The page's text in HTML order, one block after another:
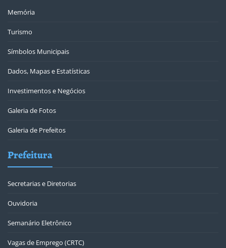
Memória
Turismo
Símbolos Municipais
Dados, Mapas e Estatísticas
Investimentos e Negócios
Galeria de Fotos
Galeria de Prefeitos
Prefeitura
Secretarias e Diretorias
Ouvidoria
Semanário Eletrônico
Vagas de Emprego (CRTC)